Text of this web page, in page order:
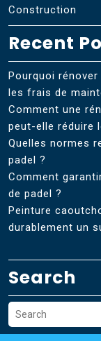
Construction
Recent
Pourquoi
les frais de
Comment une
peut-elle réduire
Quelles normes
padel ?
Comment
de padel ?
Peinture
durablement un
Search